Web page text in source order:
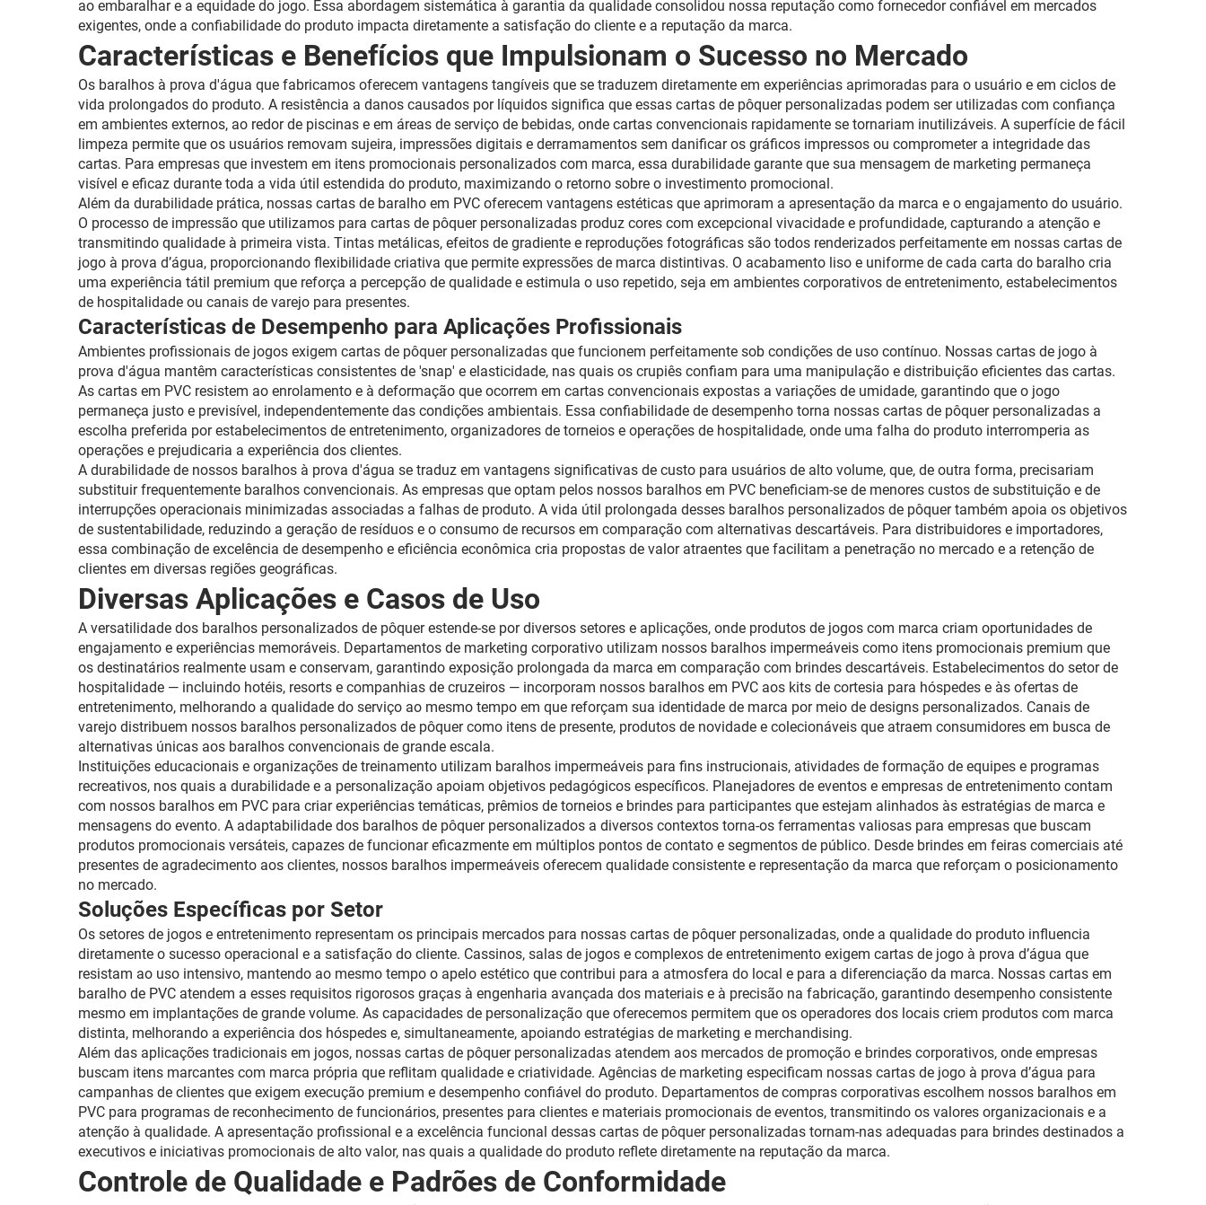
ao embaralhar e a equidade do jogo. Essa abordagem sistemática à garantia da qualidade consolidou nossa reputação como fornecedor confiável em mercados
exigentes, onde a confiabilidade do produto impacta diretamente a satisfação do cliente e a reputação da marca.
Características e Benefícios que Impulsionam o Sucesso no Mercado
Os baralhos à prova d'água que fabricamos oferecem vantagens tangíveis que se traduzem diretamente em experiências aprimoradas para o usuário e em ciclos de
vida prolongados do produto. A resistência a danos causados por líquidos significa que essas cartas de pôquer personalizadas podem ser utilizadas com confiança
em ambientes externos, ao redor de piscinas e em áreas de serviço de bebidas, onde cartas convencionais rapidamente se tornariam inutilizáveis. A superfície de fácil
limpeza permite que os usuários removam sujeira, impressões digitais e derramamentos sem danificar os gráficos impressos ou comprometer a integridade das
cartas. Para empresas que investem em itens promocionais personalizados com marca, essa durabilidade garante que sua mensagem de marketing permaneça
visível e eficaz durante toda a vida útil estendida do produto, maximizando o retorno sobre o investimento promocional.
Além da durabilidade prática, nossas cartas de baralho em PVC oferecem vantagens estéticas que aprimoram a apresentação da marca e o engajamento do usuário.
O processo de impressão que utilizamos para cartas de pôquer personalizadas produz cores com excepcional vivacidade e profundidade, capturando a atenção e
transmitindo qualidade à primeira vista. Tintas metálicas, efeitos de gradiente e reproduções fotográficas são todos renderizados perfeitamente em nossas cartas de
jogo à prova d’água, proporcionando flexibilidade criativa que permite expressões de marca distintivas. O acabamento liso e uniforme de cada carta do baralho cria
uma experiência tátil premium que reforça a percepção de qualidade e estimula o uso repetido, seja em ambientes corporativos de entretenimento, estabelecimentos
de hospitalidade ou canais de varejo para presentes.
Características de Desempenho para Aplicações Profissionais
Ambientes profissionais de jogos exigem cartas de pôquer personalizadas que funcionem perfeitamente sob condições de uso contínuo. Nossas cartas de jogo à
prova d'água mantêm características consistentes de 'snap' e elasticidade, nas quais os crupiês confiam para uma manipulação e distribuição eficientes das cartas.
As cartas em PVC resistem ao enrolamento e à deformação que ocorrem em cartas convencionais expostas a variações de umidade, garantindo que o jogo
permaneça justo e previsível, independentemente das condições ambientais. Essa confiabilidade de desempenho torna nossas cartas de pôquer personalizadas a
escolha preferida por estabelecimentos de entretenimento, organizadores de torneios e operações de hospitalidade, onde uma falha do produto interromperia as
operações e prejudicaria a experiência dos clientes.
A durabilidade de nossos baralhos à prova d'água se traduz em vantagens significativas de custo para usuários de alto volume, que, de outra forma, precisariam
substituir frequentemente baralhos convencionais. As empresas que optam pelos nossos baralhos em PVC beneficiam-se de menores custos de substituição e de
interrupções operacionais minimizadas associadas a falhas de produto. A vida útil prolongada desses baralhos personalizados de pôquer também apoia os objetivos
de sustentabilidade, reduzindo a geração de resíduos e o consumo de recursos em comparação com alternativas descartáveis. Para distribuidores e importadores,
essa combinação de excelência de desempenho e eficiência econômica cria propostas de valor atraentes que facilitam a penetração no mercado e a retenção de
clientes em diversas regiões geográficas.
Diversas Aplicações e Casos de Uso
A versatilidade dos baralhos personalizados de pôquer estende-se por diversos setores e aplicações, onde produtos de jogos com marca criam oportunidades de
engajamento e experiências memoráveis. Departamentos de marketing corporativo utilizam nossos baralhos impermeáveis como itens promocionais premium que
os destinatários realmente usam e conservam, garantindo exposição prolongada da marca em comparação com brindes descartáveis. Estabelecimentos do setor de
hospitalidade — incluindo hotéis, resorts e companhias de cruzeiros — incorporam nossos baralhos em PVC aos kits de cortesia para hóspedes e às ofertas de
entretenimento, melhorando a qualidade do serviço ao mesmo tempo em que reforçam sua identidade de marca por meio de designs personalizados. Canais de
varejo distribuem nossos baralhos personalizados de pôquer como itens de presente, produtos de novidade e colecionáveis que atraem consumidores em busca de
alternativas únicas aos baralhos convencionais de grande escala.
Instituições educacionais e organizações de treinamento utilizam baralhos impermeáveis para fins instrucionais, atividades de formação de equipes e programas
recreativos, nos quais a durabilidade e a personalização apoiam objetivos pedagógicos específicos. Planejadores de eventos e empresas de entretenimento contam
com nossos baralhos em PVC para criar experiências temáticas, prêmios de torneios e brindes para participantes que estejam alinhados às estratégias de marca e
mensagens do evento. A adaptabilidade dos baralhos de pôquer personalizados a diversos contextos torna-os ferramentas valiosas para empresas que buscam
produtos promocionais versáteis, capazes de funcionar eficazmente em múltiplos pontos de contato e segmentos de público. Desde brindes em feiras comerciais até
presentes de agradecimento aos clientes, nossos baralhos impermeáveis oferecem qualidade consistente e representação da marca que reforçam o posicionamento
no mercado.
Soluções Específicas por Setor
Os setores de jogos e entretenimento representam os principais mercados para nossas cartas de pôquer personalizadas, onde a qualidade do produto influencia
diretamente o sucesso operacional e a satisfação do cliente. Cassinos, salas de jogos e complexos de entretenimento exigem cartas de jogo à prova d’água que
resistam ao uso intensivo, mantendo ao mesmo tempo o apelo estético que contribui para a atmosfera do local e para a diferenciação da marca. Nossas cartas em
baralho de PVC atendem a esses requisitos rigorosos graças à engenharia avançada dos materiais e à precisão na fabricação, garantindo desempenho consistente
mesmo em implantações de grande volume. As capacidades de personalização que oferecemos permitem que os operadores dos locais criem produtos com marca
distinta, melhorando a experiência dos hóspedes e, simultaneamente, apoiando estratégias de marketing e merchandising.
Além das aplicações tradicionais em jogos, nossas cartas de pôquer personalizadas atendem aos mercados de promoção e brindes corporativos, onde empresas
buscam itens marcantes com marca própria que reflitam qualidade e criatividade. Agências de marketing especificam nossas cartas de jogo à prova d’água para
campanhas de clientes que exigem execução premium e desempenho confiável do produto. Departamentos de compras corporativas escolhem nossos baralhos em
PVC para programas de reconhecimento de funcionários, presentes para clientes e materiais promocionais de eventos, transmitindo os valores organizacionais e a
atenção à qualidade. A apresentação profissional e a excelência funcional dessas cartas de pôquer personalizadas tornam-nas adequadas para brindes destinados a
executivos e iniciativas promocionais de alto valor, nas quais a qualidade do produto reflete diretamente na reputação da marca.
Controle de Qualidade e Padrões de Conformidade